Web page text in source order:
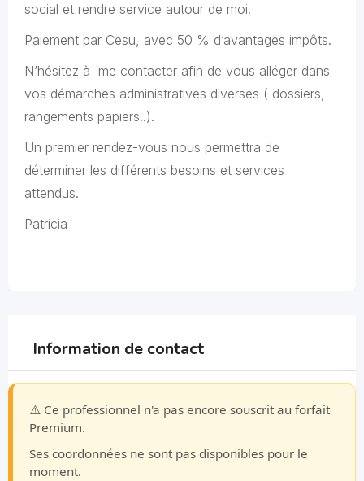
social et rendre service autour de moi.
Paiement par Cesu, avec 50 % d’avantages impôts.
N’hésitez à me contacter afin de vous alléger dans
vos démarches administratives diverses ( dossiers,
rangements papiers..).
Un premier rendez-vous nous permettra de
déterminer les différents besoins et services
attendus.
Patricia
Information de contact
⚠️ Ce professionnel n'a pas encore souscrit au forfait
Premium.
Ses coordonnées ne sont pas disponibles pour le
moment.